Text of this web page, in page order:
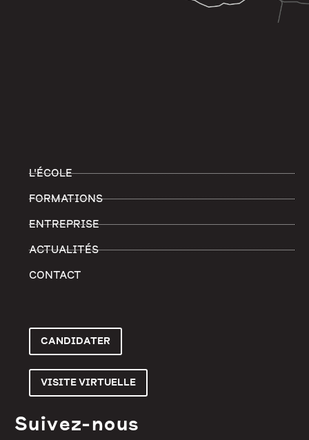
L'ÉCOLE
FORMATIONS
ENTREPRISE
ACTUALITÉS
CONTACT
CANDIDATER
VISITE VIRTUELLE
Suivez-nous